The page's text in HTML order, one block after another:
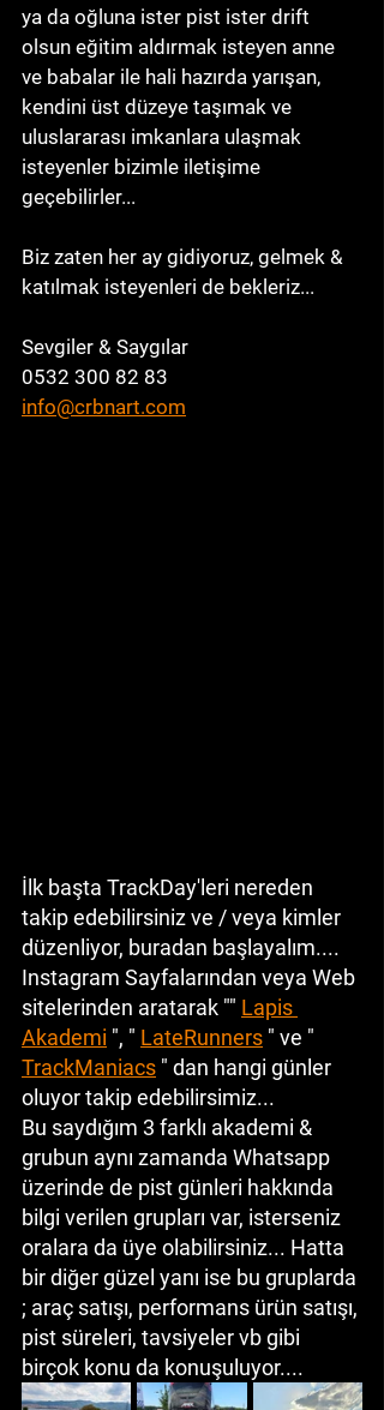
ya da oğluna ister pist ister drift
olsun eğitim aldırmak isteyen anne
ve babalar ile hali hazırda yarışan,
kendini üst düzeye taşımak ve
uluslararası imkanlara ulaşmak
isteyenler bizimle iletişime
geçebilirler...
Biz zaten her ay gidiyoruz, gelmek &
katılmak isteyenleri de bekleriz...
Sevgiler & Saygılar
0532 300 82 83
info@crbnart.com
İlk başta TrackDay'leri nereden
takip edebilirsiniz ve / veya kimler
düzenliyor, buradan başlayalım....
Instagram Sayfalarından veya Web
sitelerinden aratarak "" Lapis
Akademi ", " LateRunners " ve "
TrackManiacs " dan hangi günler
oluyor takip edebilirsimiz...
Bu saydığım 3 farklı akademi &
grubun aynı zamanda Whatsapp
üzerinde de pist günleri hakkında
bilgi verilen grupları var, isterseniz
oralara da üye olabilirsiniz... Hatta
bir diğer güzel yanı ise bu gruplarda
; araç satışı, performans ürün satışı,
pist süreleri, tavsiyeler vb gibi
birçok konu da konuşuluyor....